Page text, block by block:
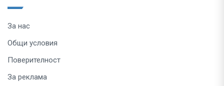
За нас
Общи условия
Поверителност
За реклама